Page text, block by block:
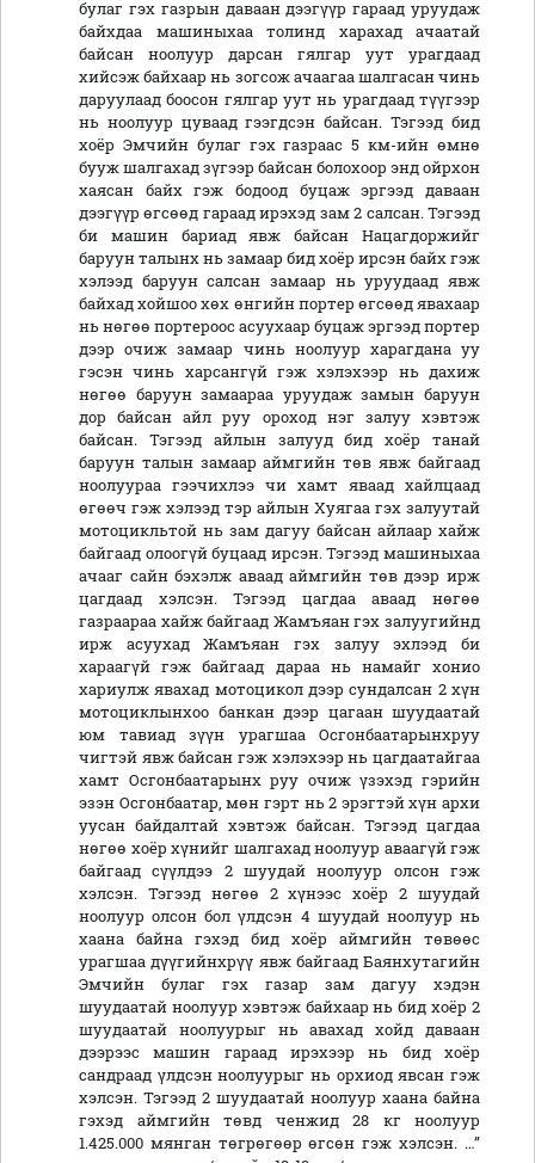
булаг гэх газрын даваан дээгүүр гараад уруудаж
байхдаа машиныхаа толинд харахад ачаатай
байсан ноолуур дарсан гялгар уут урагдаад
хийсэж байхаар нь зогсож ачаагаа шалгасан чинь
даруулаад боосон гялгар уут нь урагдаад түүгээр
нь ноолуур цуваад гээгдсэн байсан. Тэгээд бид
хоёр Эмчийн булаг гэх газраас 5 км-ийн өмнө
бууж шалгахад зүгээр байсан болохоор энд ойрхон
хаясан байх гэж бодоод буцаж эргээд даваан
дээгүүр өгсөөд гараад ирэхэд зам 2 салсан. Тэгээд
би машин бариад явж байсан Нацагдоржийг
баруун талынх нь замаар бид хоёр ирсэн байх гэж
хэлээд баруун салсан замаар нь уруудаад явж
байхад хойшоо хөх өнгийн портер өгсөөд явахаар
нь нөгөө портероос асуухаар буцаж эргээд портер
дээр очиж замаар чинь ноолуур харагдана уу
гэсэн чинь харсангүй гэж хэлэхээр нь дахиж
нөгөө баруун замаараа уруудаж замын баруун
дор байсан айл руу ороход нэг залуу хэвтэж
байсан. Тэгээд айлын залууд бид хоёр танай
баруун талын замаар аймгийн төв явж байгаад
ноолуураа гээчихлээ чи хамт яваад хайлцаад
өгөөч гэж хэлээд тэр айлын Хуягаа гэх залуутай
мотоцикльтой нь зам дагуу байсан айлаар хайж
байгаад олоогүй буцаад ирсэн. Тэгээд машиныхаа
ачааг сайн бэхэлж аваад аймгийн төв дээр ирж
цагдаад хэлсэн. Тэгээд цагдаа аваад нөгөө
газраараа хайж байгаад Жамъяан гэх залуугийнд
ирж асуухад Жамъяан гэх залуу эхлээд би
хараагүй гэж байгаад дараа нь намайг хонио
хариулж явахад мотоцикол дээр сундалсан 2 хүн
мотоциклынхоо банкан дээр цагаан шуудаатай
юм тавиад зүүн урагшаа Осгонбаатарынхруу
чигтэй явж байсан гэж хэлэхээр нь цагдаатайгаа
хамт Осгонбаатарынх руу очиж үзэхэд гэрийн
эзэн Осгонбаатар, мөн гэрт нь 2 эрэгтэй хүн архи
уусан байдалтай хэвтэж байсан. Тэгээд цагдаа
нөгөө хоёр хүнийг шалгахад ноолуур аваагүй гэж
байгаад сүүлдээ 2 шуудай ноолуур олсон гэж
хэлсэн. Тэгээд нөгөө 2 хүнээс хоёр 2 шуудай
ноолуур олсон бол үлдсэн 4 шуудай ноолуур нь
хаана байна гэхэд бид хоёр аймгийн төвөөс
урагшаа дүүгийнхрүү явж байгаад Баянхутагийн
Эмчийн булаг гэх газар зам дагуу хэдэн
шуудаатай ноолуур хэвтэж байхаар нь бид хоёр 2
шуудаатай ноолуурыг нь авахад хойд даваан
дээрээс машин гараад ирэхээр нь бид хоёр
сандраад үлдсэн ноолуурыг нь орхиод явсан гэж
хэлсэн. Тэгээд 2 шуудаатай ноолуур хаана байна
гэхэд аймгийн төвд ченжид 28 кг ноолуур
1.425.000 мянган төгрөгөөр өгсөн гэж хэлсэн. …”